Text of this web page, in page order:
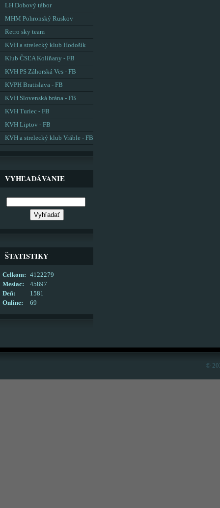
LH Dobový tábor
MHM Pohronský Ruskov
Retro sky team
KVH a strelecký klub Hodošík
Klub ČSĽA Kolíňany - FB
KVH PS Záhorská Ves - FB
KVPH Bratislava - FB
KVH Slovenská brána - FB
KVH Turiec - FB
KVH Liptov - FB
KVH a strelecký klub Vráble - FB
VYHĽADÁVANIE
ŠTATISTIKY
Online: 69
Celkom:
4122279
Mesiac:
45897
Deň:
1581
©